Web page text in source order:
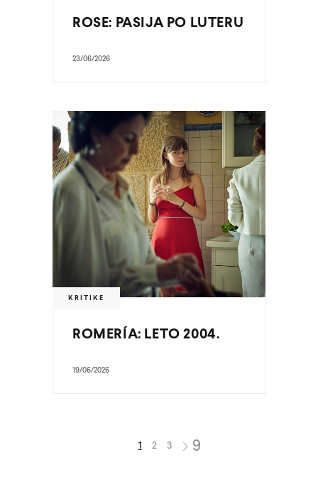
ROSE: PASIJA PO LUTERU
23/06/2026
KRITIKE
ROMERÍA: LETO 2004.
19/06/2026
1 2 3